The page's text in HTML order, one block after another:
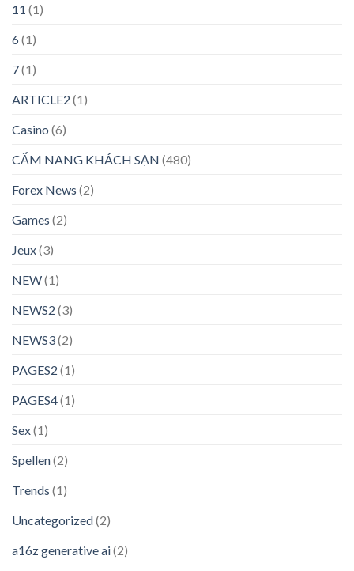
11 (1)
6(1)
7(1)
ARTICLE2 (1)
Casino (6)
CẨM NANG KHÁCH SẠN (480)
Forex News (2)
Games (2)
Jeux(3)
NEW(1)
NEWS2 (3)
NEWS3(2)
PAGES2 (1)
PAGES4(1)
Sex(1)
Spellen(2)
Trends (1)
Uncategorized(2)
a16z generative ai(2)